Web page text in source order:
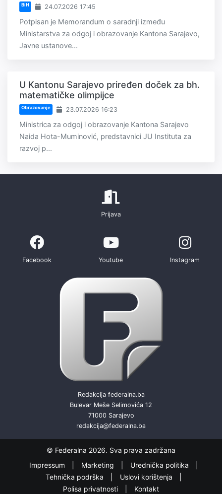
BiH 24.07.2026 17:45
Potpisan je Memorandum o saradnji između
Ministarstva za odgoj i obrazovanje Kantona Sarajevo,
Javne ustanove...
U Kantonu Sarajevo priređen doček za bh.
matematičke olimpijce
Obrazovanje 23.07.2026 16:23
Ministrica za odgoj i obrazovanje Kantona Sarajevo
Naida Hota-Muminović, predstavnici JU Instituta za
razvoj p...
Prijava
Facebook Youtube Instagram
Redakcija federalna.ba
Bulevar Meše Selimovića 12
71000 Sarajevo
redakcija@federalna.ba
© Federalna 2026. Sva prava zadržana
Impressum
Marketing
Urednička politika
Tehnička podrška
Uslovi korištenja
Polisa privatnosti
Kontakt